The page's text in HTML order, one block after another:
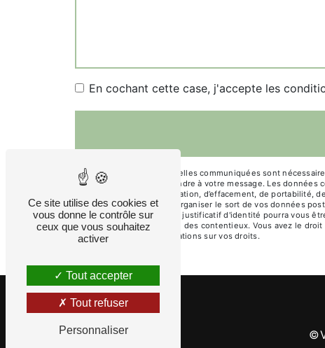
En cochant cette case, j'accepte les
** Les données personnelles communiquées sont
dans le seul but de répondre à votre message. Les données
droits d’accès, de rectification, d’effacement, de
de contrôle, ainsi que d’organiser le sort de vos données
mtc@joelspisser.com. Un justificatif d'identité pourra vous
probatoires et de gestion des contentieux. Vous avez le
cnil.fr pour plus d’informations sur vos droits.
©
Ce site utilise des cookies et
vous donne le contrôle sur
ceux que vous souhaitez
activer
Tout accepter
Tout refuser
Personnaliser